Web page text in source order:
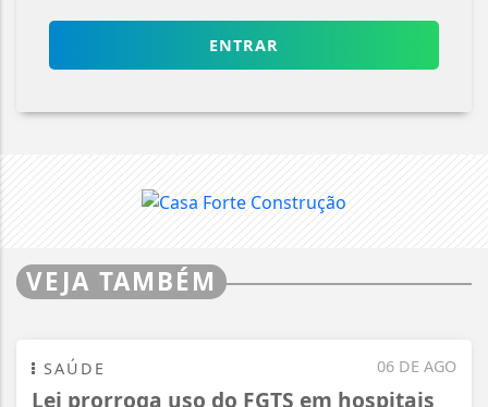
ENTRAR
VEJA TAMBÉM
06 DE AGO
SAÚDE
Lei prorroga uso do FGTS em hospitais